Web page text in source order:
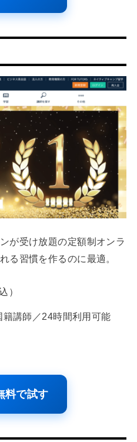
が受け放題の定額制オンラ
る習慣を作るのに最適。
）
講師／24時間利用可能
料で試す